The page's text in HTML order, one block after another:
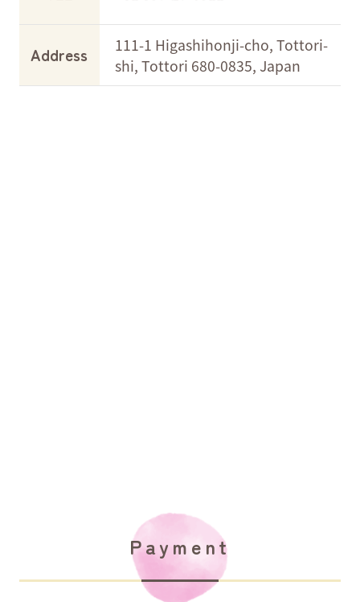
Address
111-1 Higashihonji-cho, Tottori-
shi, Tottori 680-0835, Japan
Payment